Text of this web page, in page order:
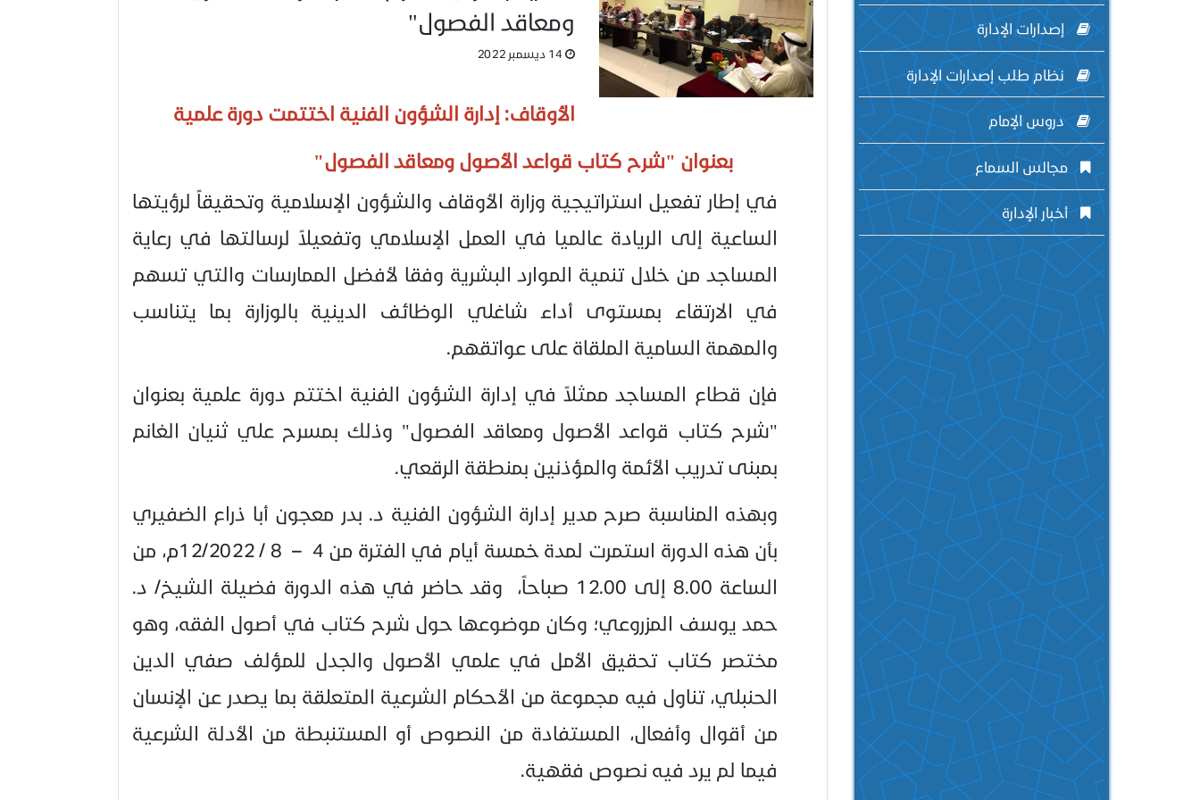
إصدارات الإدارة
نظام طلب إصدارات الإدارة
دروس الإمام
مجالس السماع
أخبار الإدارة
ومعاقد الفصول"
14 ديسمبر 2022
الأوقاف: إدارة الشؤون الفنية اختتمتدورة علمية
بعنوان "شرح كتاب قواعد الأصول ومعاقد الفصول"
في إطار تفعيل استراتيجية وزارة الأوقاف والشؤون الإسلامية وتحقيقاً لرؤيتها
الساعية إلى الريادة عالميا في العمل الإسلامي وتفعيلاً لرسالتها في رعاية
المساجد من خلال تنمية الموارد البشرية وفقا لأفضل الممارسات والتي تسهم
في الارتقاء بمستوى أداء شاغلي الوظائف الدينية بالوزارة بما يتناسب
والمهمة السامية الملقاة على عواتقهم.
فإن قطاع المساجد ممثلاً في إدارة الشؤون الفنية اختتم دورة علمية بعنوان
"شرح كتاب قواعد الأصول ومعاقد الفصول" وذلك بمسرح علي ثنيان الغانم
بمبنى تدريب الأئمة والمؤذنين بمنطقة الرقعي.
وبهذه المناسبة صرح مدير إدارة الشؤون الفنية د. بدر معجون أبا ذراع الضفيري
بأن هذه الدورة استمرت لمدة خمسة أيام في الفترة من 4 – 8 / 12/2022م، من
الساعة 8.00 إلى 12.00 صباحاً، وقد حاضر في هذه الدورة فضيلة الشيخ/ د.
حمد يوسف المزروعي؛ وكان موضوعها حول شرح كتاب في أصول الفقه، وهو
مختصر كتاب تحقيق الأمل في علمي الأصول والجدل للمؤلف صفي الدين
الحنبلي، تناول فيه مجموعة من الأحكام الشرعية المتعلقة بما يصدر عن الإنسان
من أقوال وأفعال، المستفادة من النصوص أو المستنبطة من الأدلة الشرعية
فيما لم يرد فيه نصوص فقهية.